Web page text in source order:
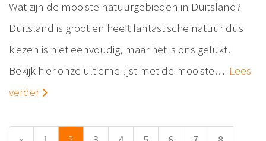
Wat zijn de mooiste natuurgebieden in Duitsland?
Duitsland is groot en heeft fantastische natuur dus
kiezen is niet eenvoudig, maar het is ons gelukt!
Bekijk hier onze ultieme lijst met de mooiste… Lees
verder